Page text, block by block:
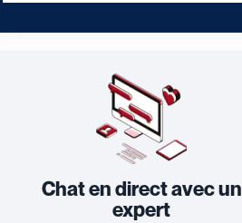
Chat en direct avec un
expert